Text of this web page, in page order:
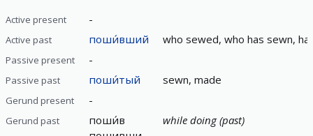
Active present -
Active past поши́вший who sewed, who has sewn,
Passive present -
Passive past поши́тый sewn, made
Gerund present -
Gerund past
поши́в
while doing (past)